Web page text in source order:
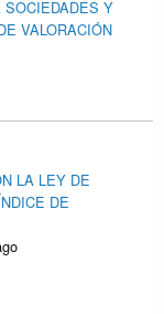
Y
VALORACIÓN
LA LEY DE
DE